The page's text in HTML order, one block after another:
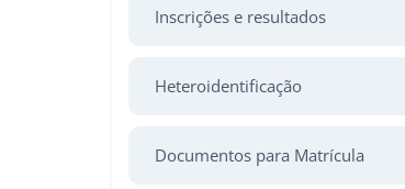
Inscrições e resultados
Heteroidentificação
Documentos para Matrícula